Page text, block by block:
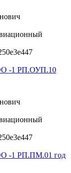
-1 РП.ОУП.10
-1 РП.ПМ.01 год